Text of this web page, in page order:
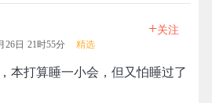
26日 21时55分 精选
+关注
本打算睡一小会，但又怕睡过了